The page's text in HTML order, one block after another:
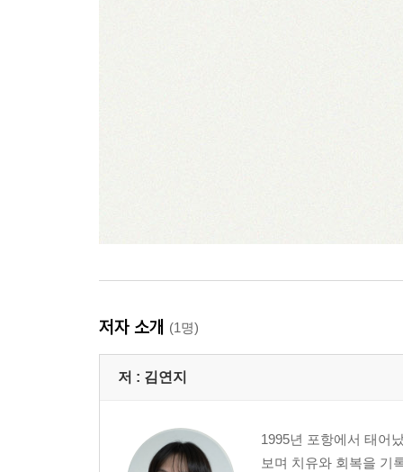
저자 소개 (1명)
저 : 김연지
1995년 포항에서 태어
보며 치유와 회복을 기